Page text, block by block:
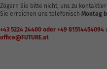
Zögern Sie bitte nicht, uns zu
Sie erreichen uns telefonisch Montag
+43 5224 24400 oder +49 81514454094
office@FUTURE.at